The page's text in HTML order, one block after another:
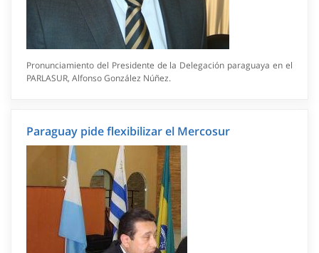
Pronunciamiento del Presidente de la Delegación paraguaya en el
PARLASUR, Alfonso González Núñez.
Paraguay pide flexibilizar el Mercosur